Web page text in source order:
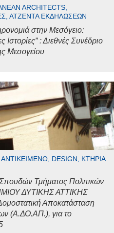
ARCHITECTS,
ΑΤΖΈΝΤΑ ΕΚΔΗΛΏΣΕΩΝ
στην Μεσόγειο:
: Διεθνές Συνέδριο
Μεσογείου
DESIGN, ΚΤΉΡΙΑ
Τμήματος Πολιτικών
ΔΥΤΙΚΗΣ ΑΤΤΙΚΗΣ
Αποκατάσταση
(Α.ΔΟ.ΑΠ.), για το